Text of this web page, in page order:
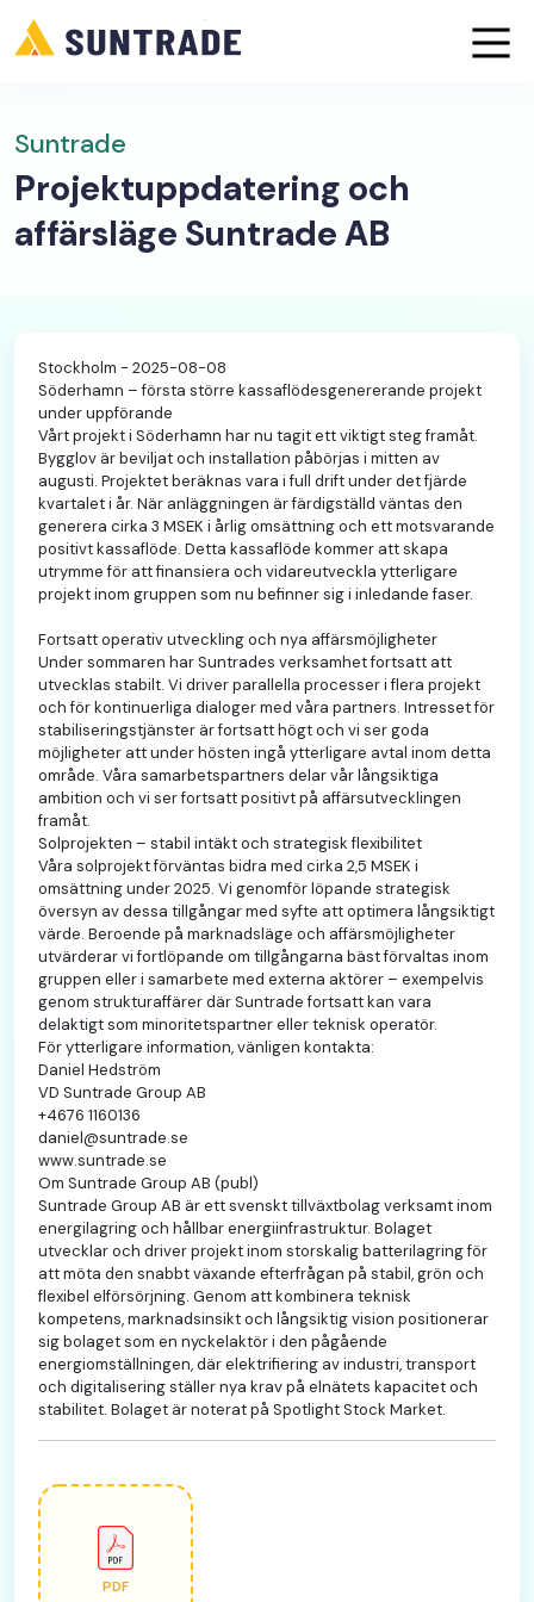
Suntrade
Projektuppdatering och
affärsläge Suntrade AB
Stockholm - 2025-08-08
Söderhamn – första större kassaflödesgenererande projekt
under uppförande
Vårt projekt i Söderhamn har nu tagit ett viktigt steg framåt.
Bygglov är beviljat och installation påbörjas i mitten av
augusti. Projektet beräknas vara i full drift under det fjärde
kvartalet i år. När anläggningen är färdigställd väntas den
generera cirka 3 MSEK i årlig omsättning och ett motsvarande
positivt kassaflöde. Detta kassaflöde kommer att skapa
utrymme för att finansiera och vidareutveckla ytterligare
projekt inom gruppen som nu befinner sig i inledande faser.
Fortsatt operativ utveckling och nya affärsmöjligheter
Under sommaren har Suntrades verksamhet fortsatt att
utvecklas stabilt. Vi driver parallella processer i flera projekt
och för kontinuerliga dialoger med våra partners. Intresset för
stabiliseringstjänster är fortsatt högt och vi ser goda
möjligheter att under hösten ingå ytterligare avtal inom detta
område. Våra samarbetspartners delar vår långsiktiga
ambition och vi ser fortsatt positivt på affärsutvecklingen
framåt.
Solprojekten – stabil intäkt och strategisk flexibilitet
Våra solprojekt förväntas bidra med cirka 2,5 MSEK i
omsättning under 2025. Vi genomför löpande strategisk
översyn av dessa tillgångar med syfte att optimera långsiktigt
värde. Beroende på marknadsläge och affärsmöjligheter
utvärderar vi fortlöpande om tillgångarna bäst förvaltas inom
gruppen eller i samarbete med externa aktörer – exempelvis
genom strukturaffärer där Suntrade fortsatt kan vara
delaktigt som minoritetspartner eller teknisk operatör.
För ytterligare information, vänligen kontakta:
Daniel Hedström
VD Suntrade Group AB
+4676 1160136
daniel@suntrade.se
www.suntrade.se
Om Suntrade Group AB (publ)
Suntrade Group AB är ett svenskt tillväxtbolag verksamt inom
energilagring och hållbar energiinfrastruktur. Bolaget
utvecklar och driver projekt inom storskalig batterilagring för
att möta den snabbt växande efterfrågan på stabil, grön och
flexibel elförsörjning. Genom att kombinera teknisk
kompetens, marknadsinsikt och långsiktig vision positionerar
sig bolaget som en nyckelaktör i den pågående
energiomställningen, där elektrifiering av industri, transport
och digitalisering ställer nya krav på elnätets kapacitet och
stabilitet. Bolaget är noterat på Spotlight Stock Market.
PDF